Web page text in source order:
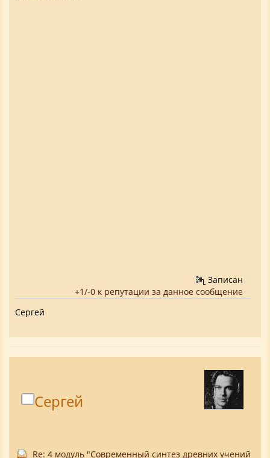
Записан
+1/-0 к репутации за данное сообщение
Сергей
Сергей
Re: 4 модуль "Современный синтез древних учений